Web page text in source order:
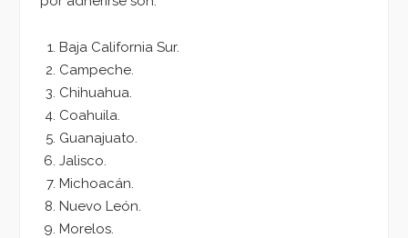
Baja California Sur.
Campeche.
Chihuahua.
Coahuila.
Guanajuato.
Jalisco.
Michoacán.
Nuevo León.
Morelos.